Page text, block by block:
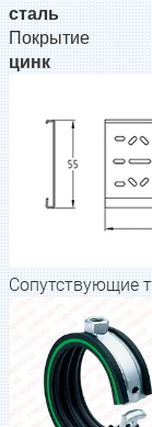
сталь
Покрытие
цинк
Сопутствующие